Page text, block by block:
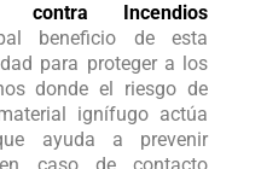
contra Incendios
beneficio de esta
para proteger a los
donde el riesgo de
ignífugo actúa
ayuda a prevenir